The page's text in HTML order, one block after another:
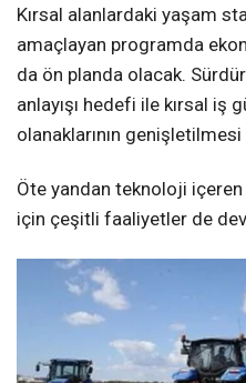
Kırsal alanlardaki yaşam
amaçlayan programda
da ön planda olacak.
anlayışı hedefi ile kırsal iş
olanaklarının
Öte yandan teknoloji içeren
için çeşitli faaliyetler de